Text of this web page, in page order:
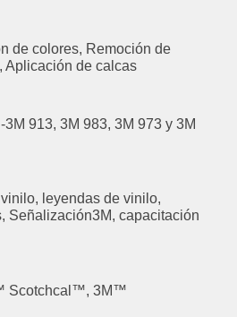
de colores, Remoción de
Aplicación de calcas
913, 3M 983, 3M 973 y 3M
leyendas de vinilo,
Señalización3M, capacitación
Scotchcal™, 3M™